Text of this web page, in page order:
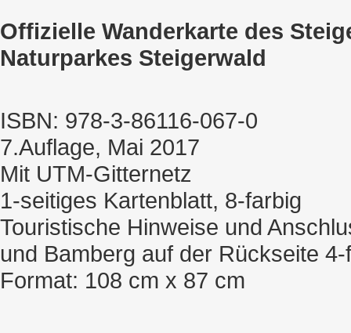
Offizielle Wanderkarte des
Naturparkes Steigerwald
ISBN: 978-3-86116-067-0
7.Auflage, Mai 2017
Mit UTM-Gitternetz
1-seitiges Kartenblatt, 8-farbig
Touristische Hinweise und
und Bamberg auf der Rückseite
Format: 108 cm x 87 cm